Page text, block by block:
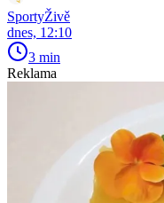
SportyŽivě
dnes, 12:10
3 min
Reklama